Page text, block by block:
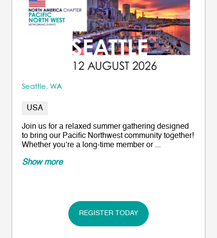
Seattle, WA
USA
Join us for a relaxed summer gathering designed
to bring our Pacific Northwest community together!
Whether you’re a long-time member or ...
Show more
REGISTER TODAY